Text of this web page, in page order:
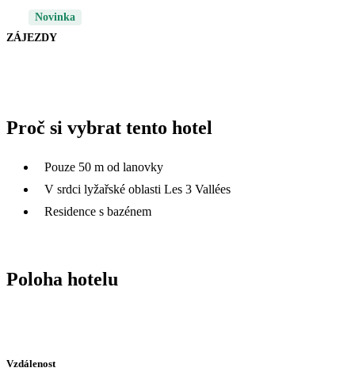
Novinka
ZÁJEZDY
Proč si vybrat tento hotel
Pouze 50 m od lanovky
V srdci lyžařské oblasti Les 3 Vallées
Residence s bazénem
Poloha hotelu
Vzdálenost